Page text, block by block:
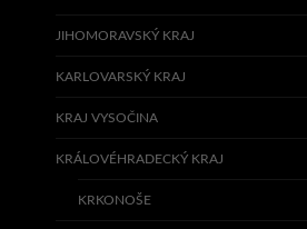
JIHOMORAVSKÝ KRAJ
KARLOVARSKÝ KRAJ
KRAJ VYSOČINA
KRÁLOVÉHRADECKÝ KRAJ
KRKONOŠE